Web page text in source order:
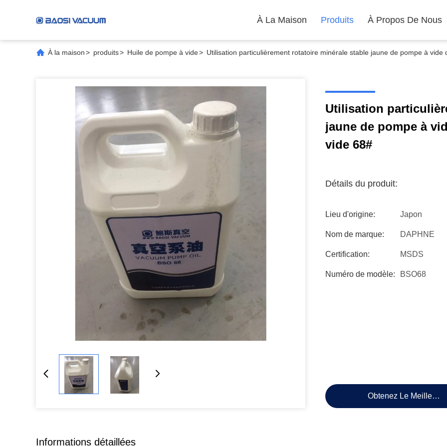
À La Maison Produits À Propos De Nous
À la maison> produits> Huile de pompe à vide> Utilisation particulièrement rotatoire minérale stable jaune de pompe à
Utilisation
jaune de pompe à
vide 68#
Détails du produit:
Lieu d'origine: Japon
Nom de marque: DAPHNE
Certification: MSDS
Numéro de modèle: BSO68
Obtenez Le Meilleur
Informations détaillées